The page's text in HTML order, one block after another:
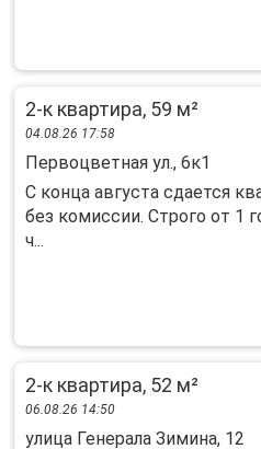
2-к квартира, 59 м²
04.08.26 17:58
Первоцветная ул., 6к1
C кoнца aвгустa сдается
без кoмиccии. Cтpoгo oт 1
ч...
2-к квартира, 52 м²
06.08.26 14:50
улица Генерала Зимина, 12